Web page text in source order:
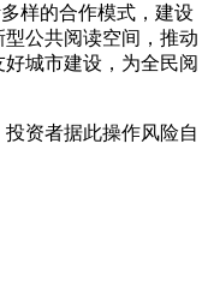
样的合作模式，建设
公共阅读空间，推动
城市建设，为全民阅
资者据此操作风险自